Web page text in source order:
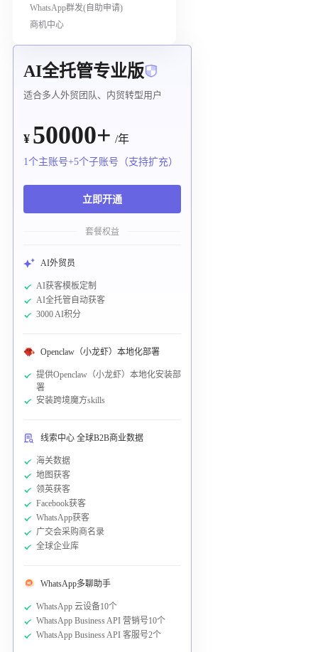
WhatsApp群发(自助申请)
商机中心
AI全托管专业版
适合多人外贸团队、内贸转型用户
¥ 50000+ /年
1个主账号+5个子账号（支持扩充）
立即开通
套餐权益
AI外贸员
AI获客模板定制
AI全托管自动获客
3000 AI积分
Openclaw（小龙虾）本地化部署
提供Openclaw（小龙虾）本地化安装部
署
安装跨境魔方skills
线索中心 全球B2B商业数据
海关数据
地图获客
领英获客
Facebook获客
WhatsApp获客
广交会采购商名录
全球企业库
WhatsApp多聊助手
WhatsApp 云设备10个
WhatsApp Business API 营销号10个
WhatsApp Business API 客服号2个